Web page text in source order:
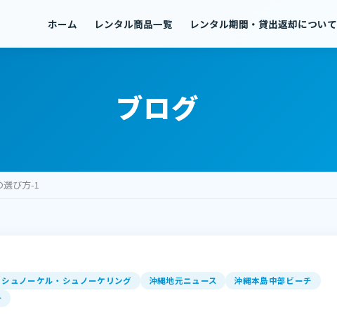
ホーム レンタル商品一覧 レンタル期間・貸出返却について
ブログ
選び方-1
シュノーケル・シュノーケリング 沖縄地元ニュース
沖縄本島中部ビーチ